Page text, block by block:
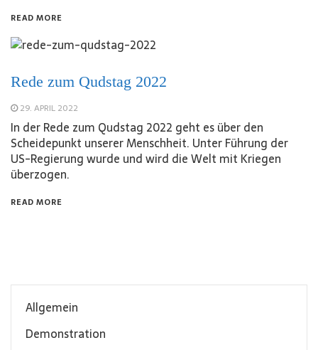
READ MORE
Rede zum Qudstag 2022
29. APRIL 2022
In der Rede zum Qudstag 2022 geht es über den
Scheidepunkt unserer Menschheit. Unter Führung der
US-Regierung wurde und wird die Welt mit Kriegen
überzogen.
READ MORE
Allgemein
Demonstration